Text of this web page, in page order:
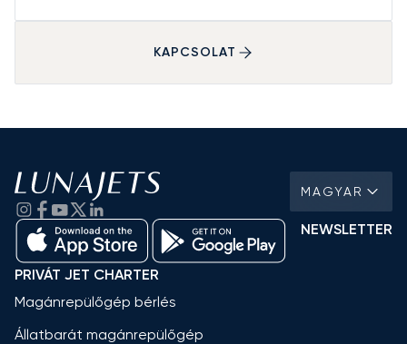
KAPCSOLAT
MAGYAR
NEWSLETTER
PRIVÁT JET CHARTER
Magánrepülőgép bérlés
Állatbarát magánrepülőgép